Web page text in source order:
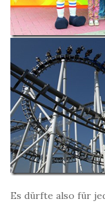
Es dürfte also für